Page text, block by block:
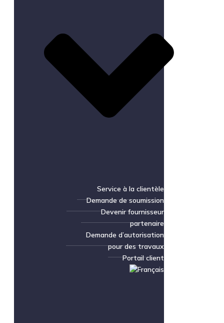
Service à la clientèle
Demande de soumission
Devenir fournisseur
partenaire
Demande d’autorisation
pour des travaux
Portail client